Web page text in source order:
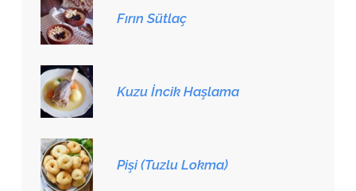
Fırın Sütlaç
Kuzu İncik Haşlama
Pişi (Tuzlu Lokma)